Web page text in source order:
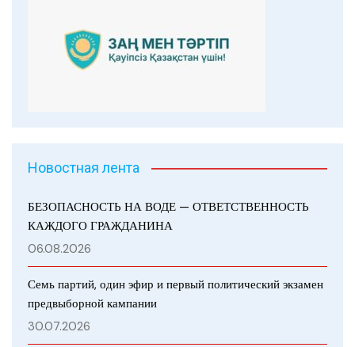
Новостная лента
БЕЗОПАСНОСТЬ НА ВОДЕ — ОТВЕТСТВЕННОСТЬ
КАЖДОГО ГРАЖДАНИНА
06.08.2026
Семь партий, один эфир и первый политический экзамен
предвыборной кампании
30.07.2026